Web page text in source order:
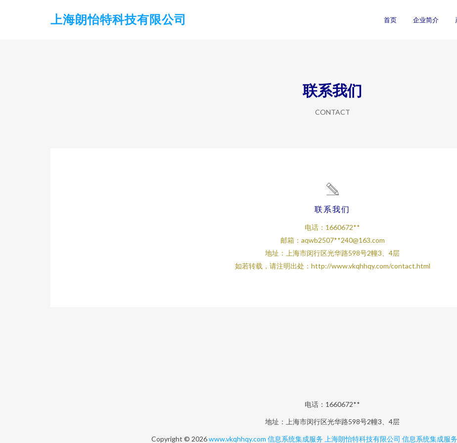
上海朗怡特科技有限公司 首页 企业简介
联系我们
CONTACT
联系我们
电话：1660672**
邮箱：aqwb2507**240@163.com
地址：上海市闵行区光华路598号2幢3、4层
如若转载，请注明出处：http://www.vkqhhqy.com/contact.html
电话：1660672**
地址：上海市闵行区光华路598号2幢3、4层
Copyright © 2026www.vkqhhqy.com 信息系统集成服务 上海朗怡特科技有限公司 信息系统集成服务